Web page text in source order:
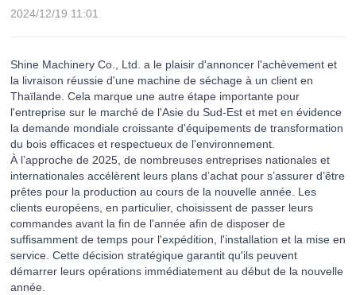
2024/12/19 11:01
Shine Machinery Co., Ltd. a le plaisir d'annoncer l'achèvement et
la livraison réussie d'une machine de séchage à un client en
Thaïlande. Cela marque une autre étape importante pour
l'entreprise sur le marché de l'Asie du Sud-Est et met en évidence
la demande mondiale croissante d'équipements de transformation
du bois efficaces et respectueux de l'environnement.
À l’approche de 2025, de nombreuses entreprises nationales et
internationales accélèrent leurs plans d’achat pour s’assurer d’être
prêtes pour la production au cours de la nouvelle année. Les
clients européens, en particulier, choisissent de passer leurs
commandes avant la fin de l'année afin de disposer de
suffisamment de temps pour l'expédition, l'installation et la mise en
service. Cette décision stratégique garantit qu'ils peuvent
démarrer leurs opérations immédiatement au début de la nouvelle
année.